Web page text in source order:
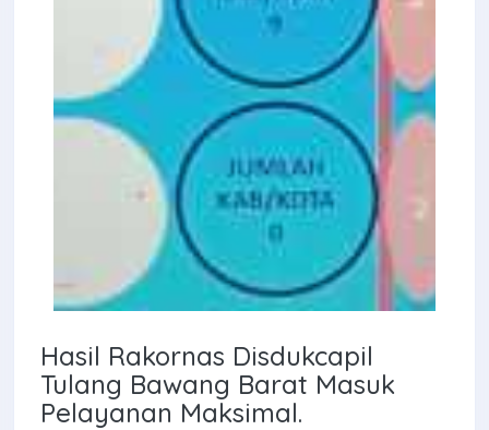
Hasil Rakornas Disdukcapil
Tulang Bawang Barat Masuk
Pelayanan Maksimal.